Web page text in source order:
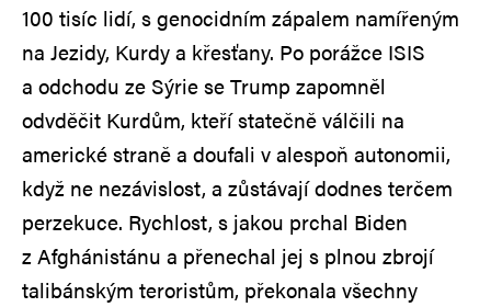
100 tisíc lidí, s genocidním zápalem namířeným
na Jezidy, Kurdy a křesťany. Po porážce ISIS
a odchodu ze Sýrie se Trump zapomněl
odvděčit Kurdům, kteří statečně válčili na
americké straně a doufali v alespoň autonomii,
když ne nezávislost, a zůstávají dodnes terčem
perzekuce. Rychlost, s jakou prchal Biden
z Afghánistánu a přenechal jej s plnou zbrojí
talibánským teroristům, překonala všechny